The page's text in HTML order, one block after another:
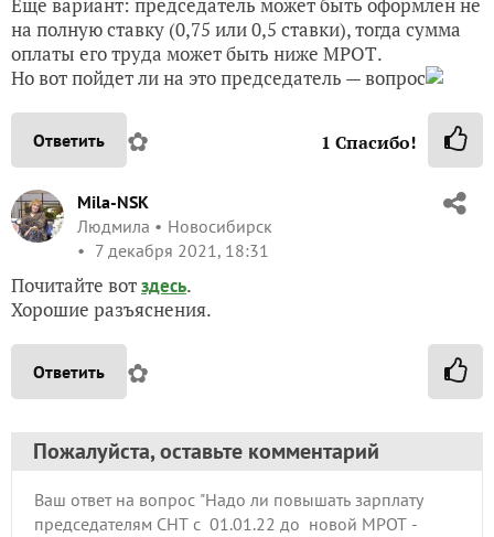
на полную ставку (0,75 или 0,5 ставки), тогда сумма
оплаты его труда может быть ниже МРОТ.
Но вот пойдет ли на это председатель — вопрос
Ответить ✿ 1 Спасибо!
Mila-NSK
Людмила
Новосибирск
7 декабря 2021, 18:31
Почитайте вотздесь.
Хорошие разъяснения.
Ответить ✿
Пожалуйста, оставьте комментарий